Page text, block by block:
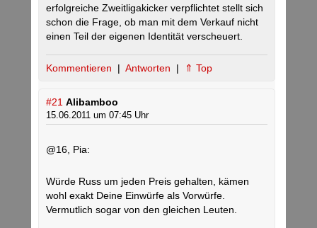
erfolgreiche Zweitligakicker verpflichtet stellt sich
schon die Frage, ob man mit dem Verkauf nicht
einen Teil der eigenen Identität verscheuert.
Kommentieren | Antworten | ⇑ Top
#21 Alibamboo
15.06.2011 um 07:45 Uhr
@16, Pia:
Würde Russ um jeden Preis gehalten, kämen
wohl exakt Deine Einwürfe als Vorwürfe.
Vermutlich sogar von den gleichen Leuten.